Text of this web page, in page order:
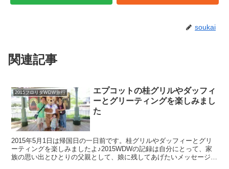
soukai
関連記事
2015フロリダWDW旅行
エプコットの桂グリルやダッフィ
ーとグリーティングを楽しみまし
た
2015年5月1日は帰国日の一日前です。桂グリルやダッフィーとグリ
ーティングを楽しみましたよ♪2015WDWの記録は自分にとって、家
族の思い出とひとりの父親として、娘に残してあげたいメッセージを